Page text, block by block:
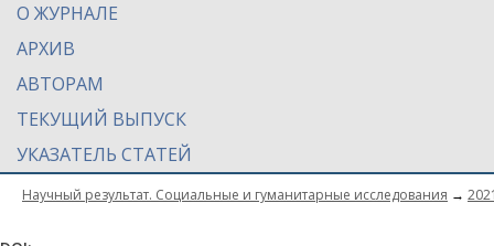
О ЖУРНАЛЕ
АРХИВ
АВТОРАМ
ТЕКУЩИЙ ВЫПУСК
УКАЗАТЕЛЬ СТАТЕЙ
Научный результат. Социальные и гуманитарные исследования →